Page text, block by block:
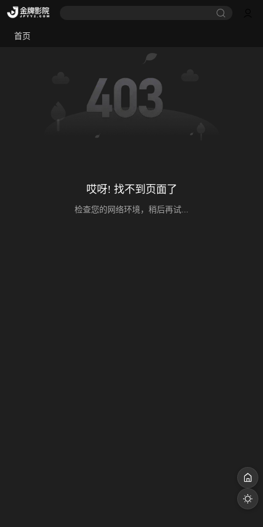
首页
哎呀! 找不到页面了
检查您的网络环境，稍后再试...